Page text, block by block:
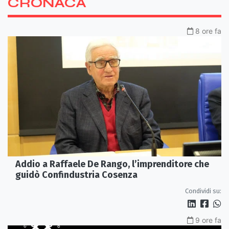
8 ore fa
Addio a Raffaele De Rango, l’imprenditore che
guidò Confindustria Cosenza
Condividi su:
9 ore fa